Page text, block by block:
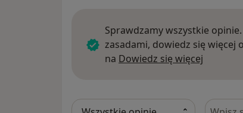
Sprawdzamy wszystkie
zasadami, dowiedz się więcej
na Dowiedz się więcej
Szukaj